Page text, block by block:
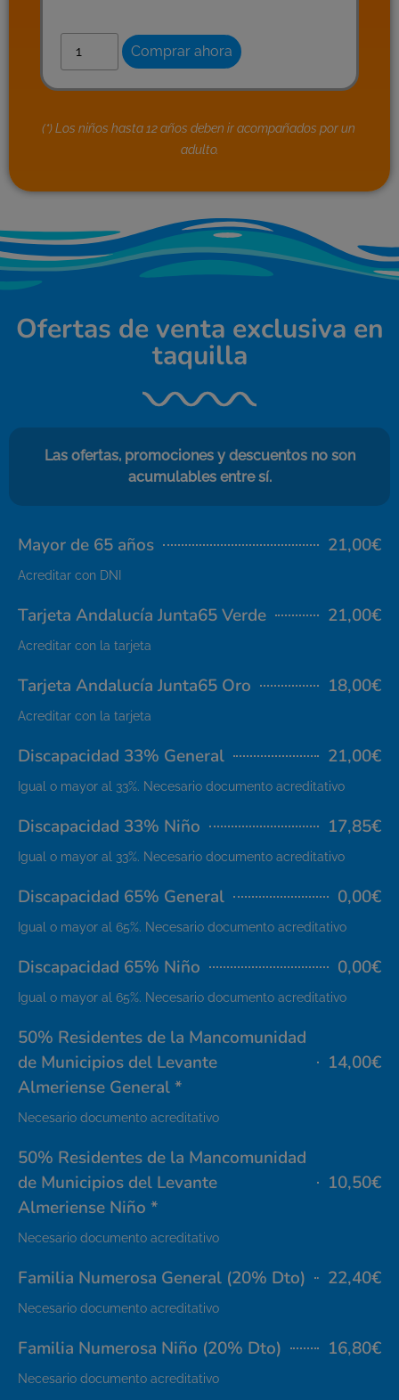
Comprar ahora
(*)Los niños hasta 12 años deben ir acompañados por un
adulto.
Ofertas de venta exclusiva en
taquilla
Las ofertas, promociones y descuentos no son
acumulables entre sí.
Mayor de 65 años 21,00€
Acreditar con DNI
Tarjeta Andalucía Junta65 Verde 21,00€
Acreditar con la tarjeta
Tarjeta Andalucía Junta65 Oro 18,00€
Acreditar con la tarjeta
Discapacidad 33% General 21,00€
Igual o mayor al 33%. Necesario documento acreditativo
Discapacidad 33% Niño 17,85€
Igual o mayor al 33%. Necesario documento acreditativo
Discapacidad 65% General 0,00€
Igual o mayor al 65%. Necesario documento acreditativo
Discapacidad 65% Niño 0,00€
Igual o mayor al 65%. Necesario documento acreditativo
50% Residentes de la Mancomunidad
de Municipios del Levante
Almeriense General *
14,00€
Necesario documento acreditativo
50% Residentes de la Mancomunidad
de Municipios del Levante
Almeriense Niño *
10,50€
Necesario documento acreditativo
Familia Numerosa General (20% Dto) 22,40€
Necesario documento acreditativo
Familia Numerosa Niño (20% Dto) 16,80€
Necesario documento acreditativo